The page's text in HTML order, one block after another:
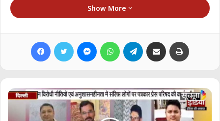
इस अवसर पर कार्यक्रम की अध्यक्षा डा.ऊषा सिन्हा
(प्रोफेसर लखनऊ विस्वविद्यालय) ने कहा कि स्त्री अनेक
संबंधों के केन्द्र में होने के कारण एक संस्था के समान है।
अतः उसका सशक्तिकरण वास्तव में समाज का
मुख्य अतिथि श्रीमती संयुक्ता भाटिय़ा (महापौर लखनऊ ) ने
कहा कि समाज के सम्यक विकास हेतु नारी का सशक्त
Show More
Facebook Twitter MessengerWhatsAppTelegram Share via Email